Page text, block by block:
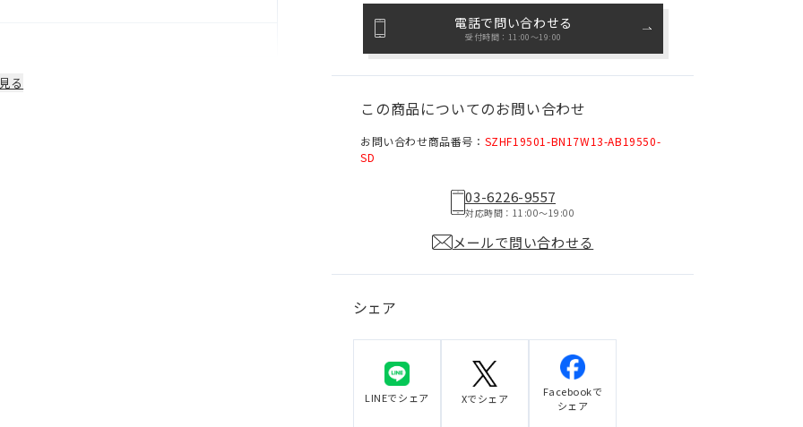
は1年
る
電話で問い合わせる
受付時間：11:00〜19:00
この商品についてのお問い合わせ
お問い合わせ商品番号： SZHF19501-BN17W13-AB19550-
SD
03-6226-9557
対応時間：11:00〜19:00
メールで問い合わせる
シェア
LINEでシェア Xでシェア
Facebookで
シェア